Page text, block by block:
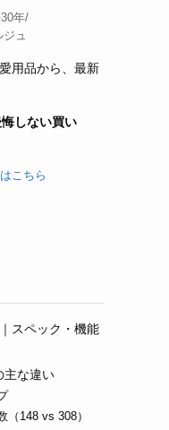
年/
ジュ
用品から、最新
悔しない買い
こちら
スペック・機能
主な違い
148 vs 308）